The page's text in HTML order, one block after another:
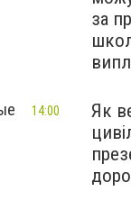
за
Як
14:00